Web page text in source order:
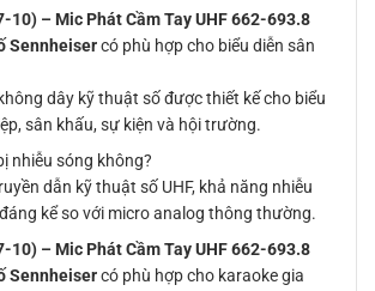
10) – Mic Phát Cầm Tay UHF 662-693.8
Sennheisercó phù hợp cho biểu diễn sân
dây kỹ thuật số được thiết kế cho biểu
sân khấu, sự kiện và hội trường.
nhiễu sóng không?
dẫn kỹ thuật số UHF, khả năng nhiễu
kể so với micro analog thông thường.
10) – Mic Phát Cầm Tay UHF 662-693.8
Sennheisercó phù hợp cho karaoke gia